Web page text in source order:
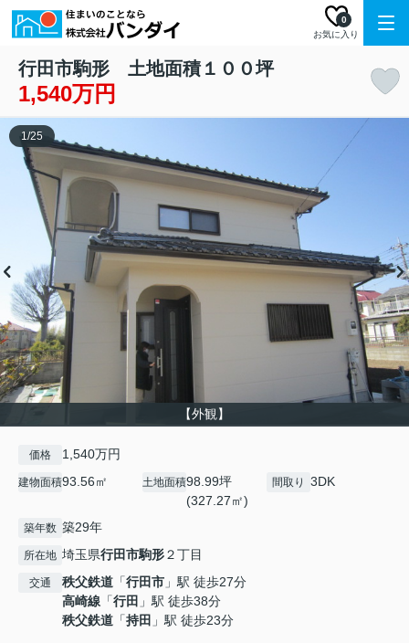
お気に入り
0
行田市駒形 土地面積１００坪
1,540万円
【外観】
1/25
価格 1,540万円
建物面積93.56㎡ 土地面積98.99坪
(327.27㎡)
間取り 3DK
築年数 築29年
所在地 埼玉県行田市駒形２丁目
交通 秩父鉄道 「行田市 」駅 徒歩27分
高崎線 「行田 」駅 徒歩38分
秩父鉄道 「持田 」駅 徒歩23分